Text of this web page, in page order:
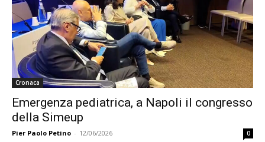
Cronaca
Emergenza pediatrica, a Napoli il congresso
della Simeup
Pier Paolo Petino - 12/06/2026 0